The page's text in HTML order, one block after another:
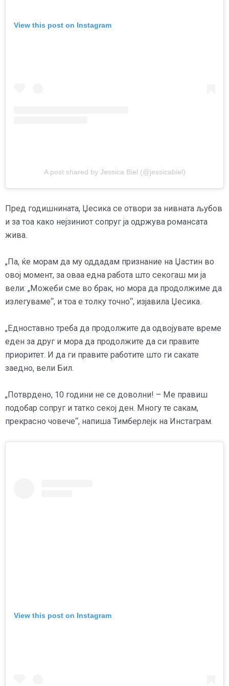
View this post on Instagram
A post shared by Jessica Biel (@jessicabiel)
Пред годишнината, Џесика се отвори за нивната љубов
и за тоа како нејзиниот сопруг ја одржува романсата
жива.
„Па, ќе морам да му оддадам признание на Џастин во
овој момент, за оваа една работа што секогаш ми ја
вели: „Можеби сме во брак, но мора да продолжиме да
излегуваме“, и тоа е толку точно“, изјавила Џесика.
„Едноставно треба да продолжите да одвојувате време
еден за друг и мора да продолжите да си правите
приоритет. И да ги правите работите што ги сакате
заедно, вели Бил.
„Потврдено, 10 години не се доволни! – Ме правиш
подобар сопруг и татко секој ден. Многу те сакам,
прекрасно човече“, напиша Тимберлејк на Инстаграм.
View this post on Instagram